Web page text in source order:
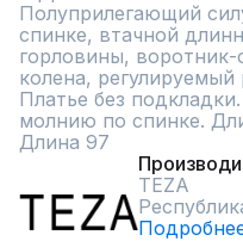
Полуприлегающий
спинке, втачной
горловины,
колена,
Платье без
молнию по спинке.
Длина 97
TEZA